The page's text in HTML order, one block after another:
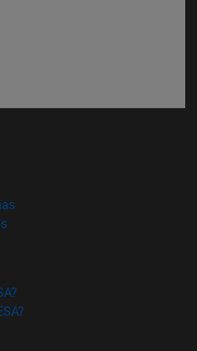
ventana)
(abre en nueva ventana)
(abre en nueva ventana)